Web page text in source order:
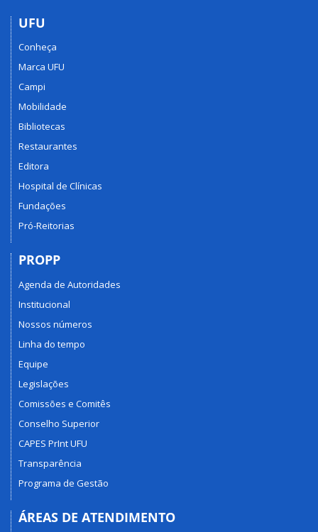
UFU
Conheça
Marca UFU
Campi
Mobilidade
Bibliotecas
Restaurantes
Editora
Hospital de Clínicas
Fundações
Pró-Reitorias
PROPP
Agenda de Autoridades
Institucional
Nossos números
Linha do tempo
Equipe
Legislações
Comissões e Comitês
Conselho Superior
CAPES PrInt UFU
Transparência
Programa de Gestão
ÁREAS DE ATENDIMENTO